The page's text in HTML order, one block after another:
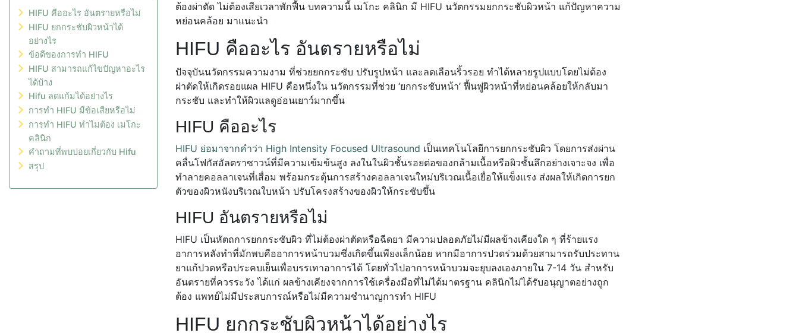
HIFU คืออะไร อันตรายหรือไม่
HIFU ยกกระชับผิวหน้าได้
อย่างไร
ข้อดีของการทำ HIFU
HIFU สามารถแก้ไขปัญหาอะไร
ได้บ้าง
Hifu ลดแก้มได้อย่างไร
การทำ HIFU มีข้อเสียหรือไม่
การทำ HIFU ทำไมต้อง เมโกะ
คลินิก
คำถามที่พบบ่อยเกี่ยวกับ Hifu
สรุป
ต้องผ่าตัด ไม่ต้องเสียเวลาพักฟื้น บทความนี้ เมโกะ คลินิก มี HIFU นวัตกรรมยกกระชับผิวหน้า แก้ปัญหาความ
หย่อนคล้อย มาแนะนำ
HIFU คืออะไร อันตรายหรือไม่
ปัจจุบันนวัตกรรมความงาม ที่ช่วยยกกระชับ ปรับรูปหน้า และลดเลือนริ้วรอย ทำได้หลายรูปแบบโดยไม่ต้อง
ผ่าตัดให้เกิดรอยแผล HIFU คือหนึ่งใน นวัตกรรมที่ช่วย ‘ยกกระชับหน้า’ ฟื้นฟูผิวหน้าที่หย่อนคล้อยให้กลับมา
กระชับ และทำให้ผิวแลดูอ่อนเยาว์มากขึ้น
HIFU คืออะไร
HIFU ย่อมาจากคำว่า High Intensity Focused Ultrasound เป็นเทคโนโลยีการยกกระชับผิว โดยการส่งผ่าน
คลื่นโฟกัสอัลตราซาวน์ที่มีความเข้มข้นสูง ลงในในผิวชั้นรอยต่อของกล้ามเนื้อหรือผิวชั้นลึกอย่างเจาะจง เพื่อ
ทำลายคอลลาเจนที่เสื่อม พร้อมกระตุ้นการสร้างคอลลาเจนใหม่บริเวณเนื้อเยื่อให้แข็งแรง ส่งผลให้เกิดการยก
ตัวของผิวหนังบริเวณใบหน้า ปรับโครงสร้างของผิวให้กระชับขึ้น
HIFU อันตรายหรือไม่
HIFU เป็นหัตถการยกกระชับผิว ที่ไม่ต้องผ่าตัดหรือฉีดยา มีความปลอดภัยไม่มีผลข้างเคียงใด ๆ ที่ร้ายแรง
อาการหลังทำที่มักพบคืออาการหน้าบวมซึ่งเกิดขึ้นเพียงเล็กน้อย หากมีอาการปวดร่วมด้วยสามารถรับประทาน
ยาแก้ปวดหรือประคบเย็นเพื่อบรรเทาอาการได้ โดยทั่วไปอาการหน้าบวมจะยุบลงเองภายใน 7-14 วัน สำหรับ
อันตรายที่ควรระวัง ได้แก่ ผลข้างเคียงจากการใช้เครื่องมือที่ไม่ได้มาตรฐาน คลินิกไม่ได้รับอนุญาตอย่างถูก
ต้อง แพทย์ไม่มีประสบการณ์หรือไม่มีความชำนาญการทำ HIFU
HIFU ยกกระชับผิวหน้าได้อย่างไร